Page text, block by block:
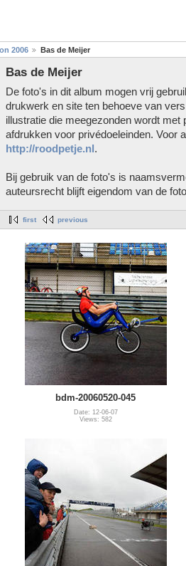
2006 Bas de Meijer
Bas de Meijer
De foto's in dit album mogen vrij
drukwerk en site ten behoeve van
illustratie die meegezonden wordt
afdrukken voor privédoeleinden. Voor
http://roodpetje.nl .
Bij gebruik van de foto's is
auteursrecht blijft eigendom van de
first previous
bdm-20060520-045
Date: 12-06-07
Views: 582